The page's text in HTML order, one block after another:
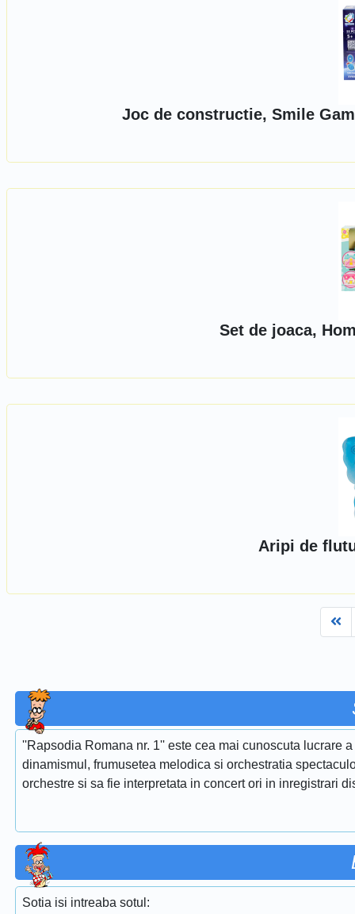
Joc de constructie, Smile
Set de joaca,
Aripi de
''Rapsodia Romana nr. 1'' este cea mai cunoscuta lucrare
dinamismul, frumusetea melodica si orchestratia
orchestre si sa fie interpretata in concert ori in inregistrari
Sotia isi intreaba sotul: